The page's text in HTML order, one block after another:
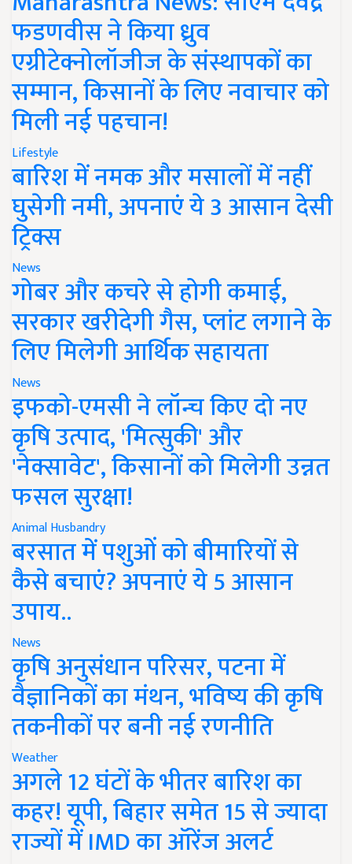
फडणवीस ने किया ध्रुव
एग्रीटेक्नोलॉजीज के संस्थापकों का
सम्मान, किसानों के लिए नवाचार को
मिली नई पहचान!
Lifestyle
बारिश में नमक और मसालों में नहीं
घुसेगी नमी, अपनाएं ये 3 आसान देसी
ट्रिक्स
News
गोबर और कचरे से होगी कमाई,
सरकार खरीदेगी गैस, प्लांट लगाने के
लिए मिलेगी आर्थिक सहायता
News
इफको-एमसी ने लॉन्च किए दो नए
कृषि उत्पाद, 'मित्सुकी' और
'नेक्सावेट', किसानों को मिलेगी उन्नत
फसल सुरक्षा!
Animal Husbandry
बरसात में पशुओं को बीमारियों से
कैसे बचाएं? अपनाएं ये 5 आसान
उपाय..
News
कृषि अनुसंधान परिसर, पटना में
वैज्ञानिकों का मंथन, भविष्य की कृषि
तकनीकों पर बनी नई रणनीति
Weather
अगले 12 घंटों के भीतर बारिश का
कहर! यूपी, बिहार समेत 15 से ज्यादा
राज्यों में IMD का ऑरेंज अलर्ट